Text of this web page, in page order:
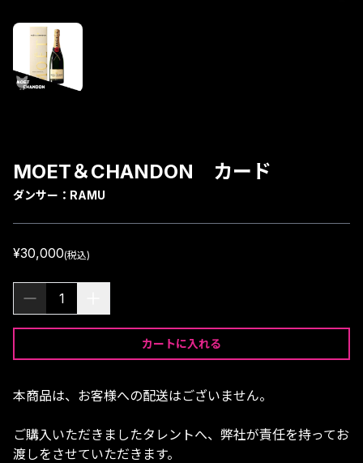
MOET＆CHANDON カード
ダンサー： RAMU
¥30,000(税込)
1
カートに入れる
本商品は、お客様への配送はございません。
ご購入いただきましたタレントへ、弊社が責任を持ってお
渡しをさせていただきます。